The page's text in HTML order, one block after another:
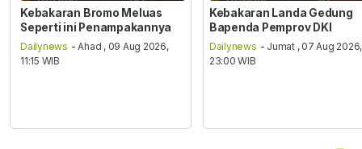
Kebakaran Bromo Meluas
Seperti ini Penampakannya
Dailynews - Ahad , 09 Aug 2026,
11:15 WIB
Kebakaran Landa Gedung
Bapenda Pemprov DKI
Dailynews - Jumat , 07 Aug 2026,
23:00 WIB